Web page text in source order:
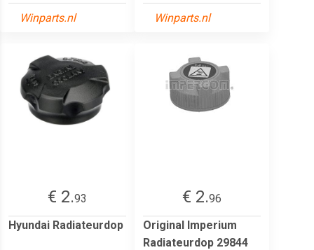
Winparts.nl Winparts.nl
€ 2.93
Hyundai Radiateurdop
€ 2.96
Original Imperium
Radiateurdop 29844